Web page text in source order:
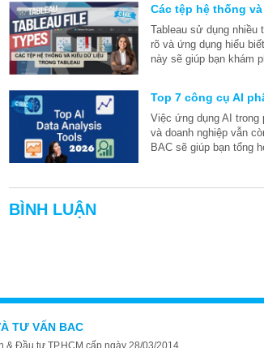
Các tệp hệ thống
Tableau sử dụng nhiều
rõ và ứng dụng hiểu
này sẽ giúp bạn khám
Top 7 công cụ AI
Việc ứng dụng AI trong
và doanh nghiệp vẫn
BAC sẽ giúp bạn tổng
BÌNH LUẬN
TƯ VẤN BAC
& Đầu tư TP.HCM cấp ngày 28/03/2014